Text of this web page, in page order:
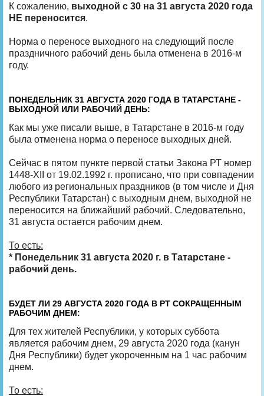
К сожалению, выходной с 30 на 31 августа 2020 года
НЕ переносится.
Норма о переносе выходного на следующий после
праздничного рабочий день была отменена в 2016-м
году.
ПОНЕДЕЛЬНИК 31 АВГУСТА 2020 ГОДА В ТАТАРСТАНЕ -
ВЫХОДНОЙ ИЛИ РАБОЧИЙ ДЕНЬ:
Как мы уже писали выше, в Татарстане в 2016-м году
была отменена норма о переносе выходных дней.
Сейчас в пятом пункте первой статьи Закона РТ номер
1448-XII от 19.02.1992 г. прописано, что при совпадении
любого из региональных праздников (в том числе и Дня
Республики Татарстан) с выходным днем, выходной не
переносится на ближайший рабочий. Следовательно,
31 августа остается рабочим днем.
То есть:
* Понедельник 31 августа 2020 г. в Татарстане -
рабочий день.
БУДЕТ ЛИ 29 АВГУСТА 2020 ГОДА В РТ СОКРАЩЕННЫМ
РАБОЧИМ ДНЕМ:
Для тех жителей Республики, у которых суббота
является рабочим днем, 29 августа 2020 года (канун
Дня Республики) будет укороченным на 1 час рабочим
днем.
То есть: